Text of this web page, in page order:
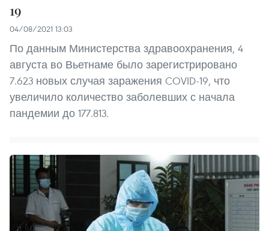
19
04/08/2021 13:03
По данным Министерства здравоохранения, 4
августа во Вьетнаме было зарегистрировано
7.623 новых случая заражения COVID-19, что
увеличило количество заболевших с начала
пандемии до 177.813.